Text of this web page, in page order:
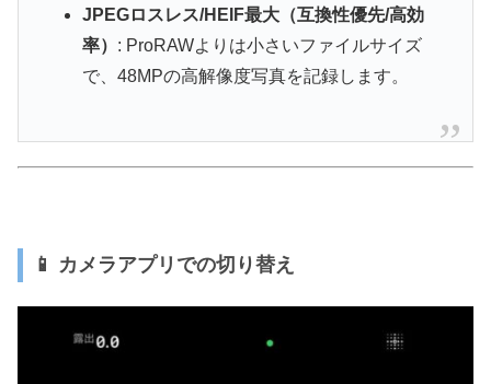
JPEGロスレス/HEIF最大（互換性優先/高効
率） : ProRAWよりは小さいファイルサイズ
で、48MPの高解像度写真を記録します。
📱 カメラアプリでの切り替え